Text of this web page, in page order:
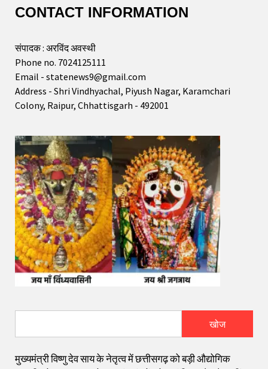
CONTACT INFORMATION
संपादक : अरविंद अवस्थी
Phone no. 7024125111
Email - statenews9@gmail.com
Address - Shri Vindhyachal, Piyush Nagar, Karamchari
Colony, Raipur, Chhattisgarh - 492001
खोज
मुख्यमंत्री विष्णु देव साय के नेतृत्व में छत्तीसगढ़ को बड़ी औद्योगिक